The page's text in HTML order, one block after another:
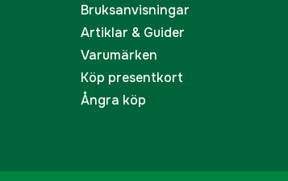
Bruksanvisningar
Artiklar & Guider
Varumärken
Köp presentkort
Ångra köp